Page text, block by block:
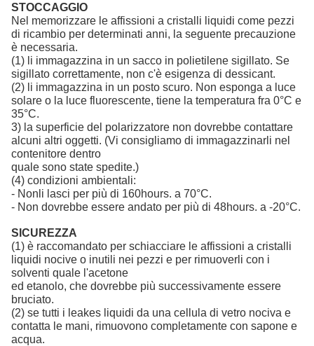
STOCCAGGIO
Nel memorizzare le affissioni a cristalli liquidi come pezzi
di ricambio per determinati anni, la seguente precauzione
è necessaria.
(1) li immagazzina in un sacco in polietilene sigillato. Se
sigillato correttamente, non c'è esigenza di dessicant.
(2) li immagazzina in un posto scuro. Non esponga a luce
solare o la luce fluorescente, tiene la temperatura fra 0°C e
35°C.
3) la superficie del polarizzatore non dovrebbe contattare
alcuni altri oggetti. (Vi consigliamo di immagazzinarli nel
contenitore dentro
quale sono state spedite.)
(4) condizioni ambientali:
- Nonli lasci per più di 160hours. a 70°C.
- Non dovrebbe essere andato per più di 48hours. a -20°C.
SICUREZZA
(1) è raccomandato per schiacciare le affissioni a cristalli
liquidi nocive o inutili nei pezzi e per rimuoverli con i
solventi quale l'acetone
ed etanolo, che dovrebbe più successivamente essere
bruciato.
(2) se tutti i leakes liquidi da una cellula di vetro nociva e
contatta le mani, rimuovono completamente con sapone e
acqua.